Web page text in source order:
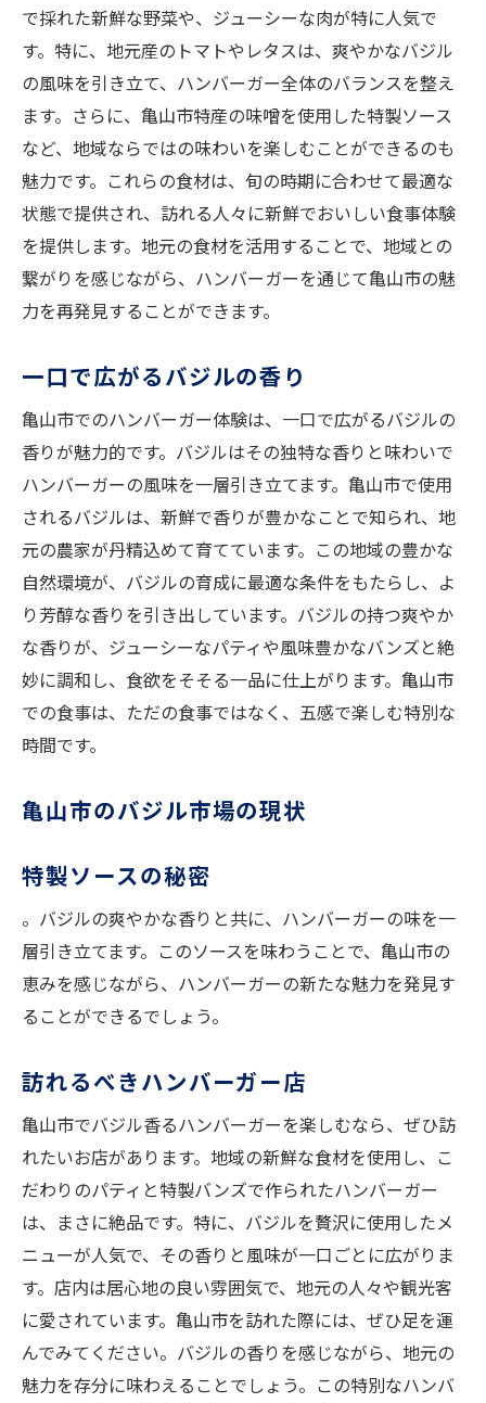
で採れた新鮮な野菜や、ジューシーな肉が特に人気で
す。特に、地元産のトマトやレタスは、爽やかなバジル
の風味を引き立て、ハンバーガー全体のバランスを整え
ます。さらに、亀山市特産の味噌を使用した特製ソース
など、地域ならではの味わいを楽しむことができるのも
魅力です。これらの食材は、旬の時期に合わせて最適な
状態で提供され、訪れる人々に新鮮でおいしい食事体験
を提供します。地元の食材を活用することで、地域との
繋がりを感じながら、ハンバーガーを通じて亀山市の魅
力を再発見することができます。
一口で広がるバジルの香り
亀山市でのハンバーガー体験は、一口で広がるバジルの
香りが魅力的です。バジルはその独特な香りと味わいで
ハンバーガーの風味を一層引き立てます。亀山市で使用
されるバジルは、新鮮で香りが豊かなことで知られ、地
元の農家が丹精込めて育てています。この地域の豊かな
自然環境が、バジルの育成に最適な条件をもたらし、よ
り芳醇な香りを引き出しています。バジルの持つ爽やか
な香りが、ジューシーなパティや風味豊かなバンズと絶
妙に調和し、食欲をそそる一品に仕上がります。亀山市
での食事は、ただの食事ではなく、五感で楽しむ特別な
時間です。
亀山市のバジル市場の現状
特製ソースの秘密
。バジルの爽やかな香りと共に、ハンバーガーの味を一
層引き立てます。このソースを味わうことで、亀山市の
恵みを感じながら、ハンバーガーの新たな魅力を発見す
ることができるでしょう。
訪れるべきハンバーガー店
亀山市でバジル香るハンバーガーを楽しむなら、ぜひ訪
れたいお店があります。地域の新鮮な食材を使用し、こ
だわりのパティと特製バンズで作られたハンバーガー
は、まさに絶品です。特に、バジルを贅沢に使用したメ
ニューが人気で、その香りと風味が一口ごとに広がりま
す。店内は居心地の良い雰囲気で、地元の人々や観光客
に愛されています。亀山市を訪れた際には、ぜひ足を運
んでみてください。バジルの香りを感じながら、地元の
魅力を存分に味わえることでしょう。この特別なハンバ